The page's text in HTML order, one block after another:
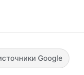
Google